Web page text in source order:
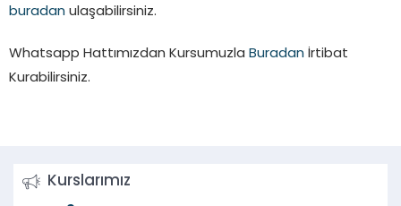
buradan ulaşabilirsiniz.
Whatsapp Hattımızdan Kursumuzla Buradan İrtibat
Kurabilirsiniz.
Kurslarımız